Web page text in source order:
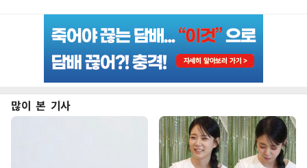
많이 본 기사